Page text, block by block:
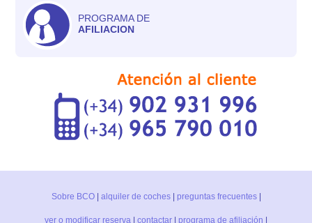
PROGRAMA DE
AFILIACION
Sobre BCO| alquiler de coches| preguntas frecuentes|
ver o modificar reserva | contactar | programa de afiliación |